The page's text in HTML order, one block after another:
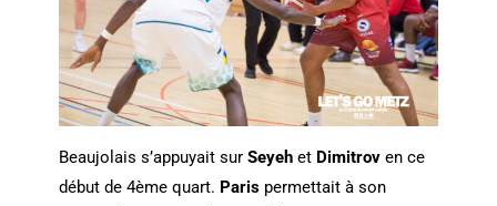
Beaujolais s’appuyait sur SeyehetDimitroven ce
début de 4ème quart. Parispermettait à son